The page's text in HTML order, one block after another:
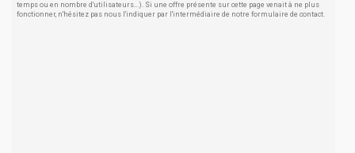
temps ou en nombre d'utilisateurs...). Si une offre présente sur cette page venait à ne plus
fonctionner, n'hésitez pas nous l'indiquer par l'intermédiaire de notre formulaire de contact.